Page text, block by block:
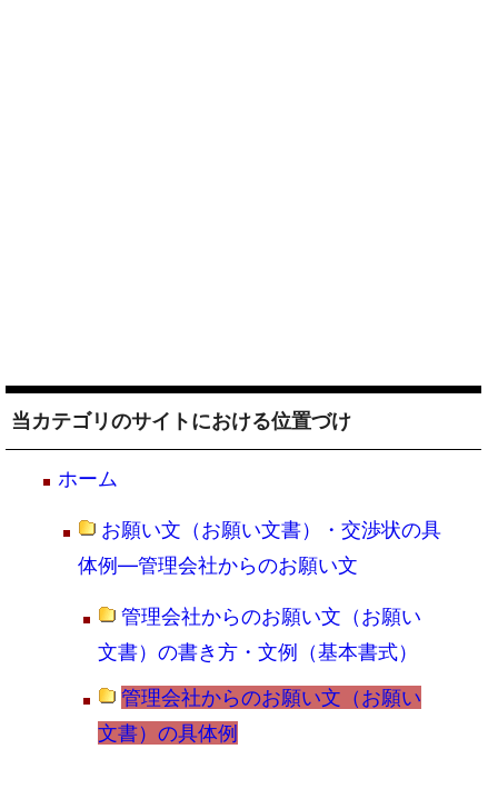
当カテゴリのサイトにおける位置づけ
ホーム
お願い文（お願い文書）・交渉状の具
体例―管理会社からのお願い文
管理会社からのお願い文（お願い
文書）の書き方・文例（基本書式）
管理会社からのお願い文（お願い
文書）の具体例